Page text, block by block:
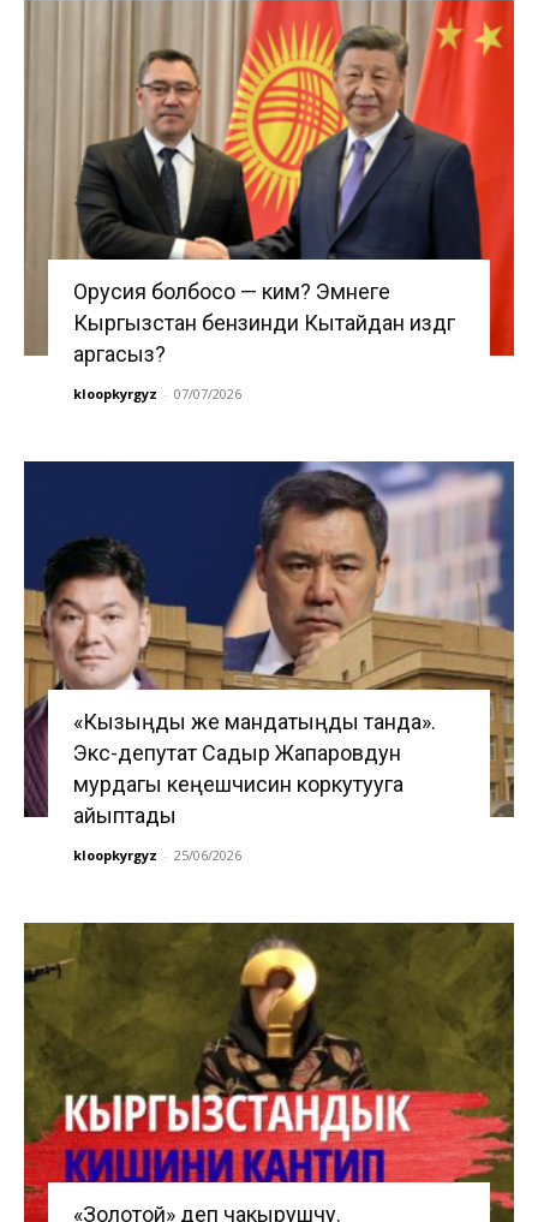
Орусия болбосо — ким? Эмнеге
Кыргызстан бензинди Кытайдан издөөгө
аргасыз?
kloopkyrgyz - 07/07/2026
«Кызыңды же мандатыңды танда».
Экс-депутат Садыр Жапаровдун
мурдагы кеңешчисин коркутууга
айыптады
kloopkyrgyz - 25/06/2026
«Золотой» деп чакырушчу.